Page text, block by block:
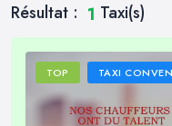
Résultat : 1 Taxi(s)
TOP TAXI